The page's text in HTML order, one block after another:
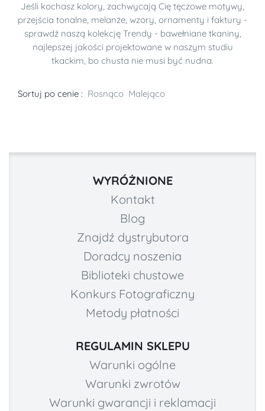
Jeśli kochasz kolory, zachwycają Cię tęczowe motywy,
przejścia tonalne, melanże, wzory, ornamenty i faktury -
sprawdź naszą kolekcję Trendy - bawełniane tkaniny,
najlepszej jakości projektowane w naszym studiu
tkackim, bo chusta nie musi być nudna.
Sortuj po cenie : Rosnąco Malejąco
WYRÓŻNIONE
Kontakt
Blog
Znajdź dystrybutora
Doradcy noszenia
Biblioteki chustowe
Konkurs Fotograficzny
Metody płatności
REGULAMIN SKLEPU
Warunki ogólne
Warunki zwrotów
Warunki gwarancji i reklamacji